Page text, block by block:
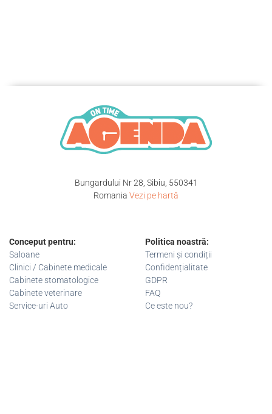
Bungardului Nr 28, Sibiu, 550341
Romania Vezi pe hartă
Conceput pentru:
Saloane
Clinici / Cabinete medicale
Cabinete stomatologice
Cabinete veterinare
Service-uri Auto
Politica noastră:
Termeni și condiții
Confidențialitate
GDPR
FAQ
Ce este nou?